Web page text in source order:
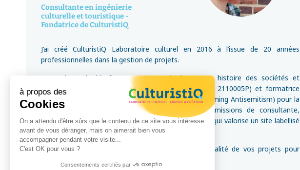
Consultante en ingénierie
culturelle et touristique -
Fondatrice de CulturistiQ
J’ai créé CulturistiQ Laboratoire culturel en 2016 à l’issue de 20 années
professionnelles dans la gestion de projets.
Issue d’une double formation en marketing et en histoire des sociétés et
religions, je suis également guide-conférencière (GC 2110005P) et formatrice
agréée par le CEJI (projet européen Networks Overcoming Antisemitism) pour la
lutte contre l’antisémitisme. Parallèlement à mes missions de consultante,
depuis 2023, je dirige un Groupement d’Intérêt Public qui valorise un site labellisé
Patrimoine européen.
Ma vision globale de vos besoins révèle la personnalité de vos projets pour
mieux les adapter à vos publics et clients.
à propos des
Cookies
On a attendu d'être sûrs que le contenu de ce site vous intéresse
avant de vous déranger, mais on aimerait bien vous
accompagner pendant votre visite...
C'est OK pour vous ?
Consentements certifiés par